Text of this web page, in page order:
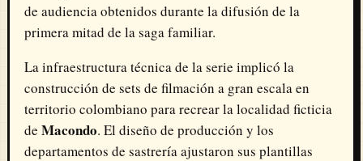
de audiencia obtenidos durante la difusión de la
primera mitad de la saga familiar.
La infraestructura técnica de la serie implicó la
construcción de sets de filmación a gran escala en
territorio colombiano para recrear la localidad ficticia
de Macondo. El diseño de producción y los
departamentos de sastrería ajustaron sus plantillas